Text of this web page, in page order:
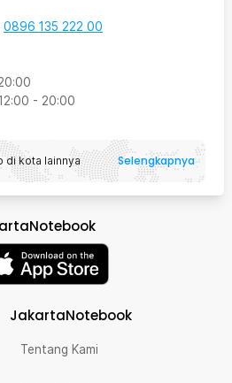
0896 135 222 00
- 20:00
di kota lainnya Selengkapnya
JakartaNotebook
Tentang Kami